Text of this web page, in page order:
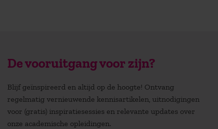
De vooruitgang voor zijn?
Blijf geïnspireerd en altijd op de hoogte! Ontvang
regelmatig vernieuwende kennisartikelen, uitnodigingen
voor (gratis) inspiratiesessies en relevante updates over
onze academische opleidingen.